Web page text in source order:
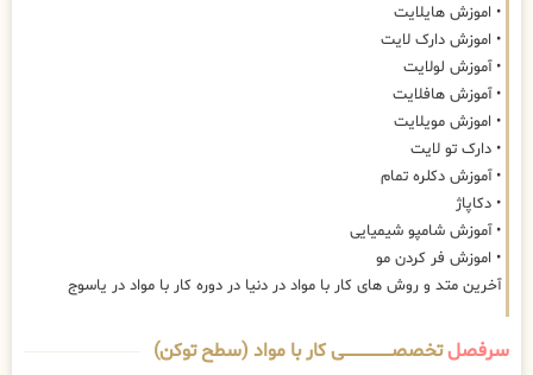
• اموزش هایلایت
• اموزش دارک لایت
• آموزش لولایت
• آموزش هافلایت
• اموزش مویلایت
• دارک تو لایت
• آموزش دکلره تمام
• دکاپاژ
• آموزش شامپو شیمیایی
• اموزش فر کردن مو
آخرین متد و روش های کار با مواد در دنیا در دوره کار با مواد در یاسوج
سرفصلتخصصــــــــــــــــــــی کار با مواد (سطح توکن)